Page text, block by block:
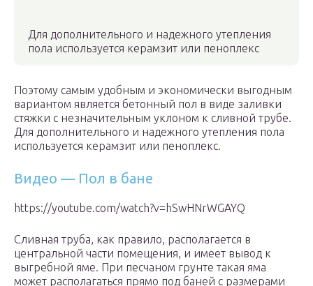
Для дополнительного и надежного утепления
пола используется керамзит или пеноплекс
Поэтому самым удобным и экономически выгодным
вариантом является бетонный пол в виде заливки
стяжки с незначительным уклоном к сливной трубе.
Для дополнительного и надежного утепления пола
используется керамзит или пеноплекс.
Видео — Пол в бане
https://youtube.com/watch?v=hSwHNrWGAYQ
Сливная труба, как правило, располагается в
центральной части помещения, и имеет вывод к
выгребной яме. При песчаном грунте такая яма
может располагаться прямо под баней с размерами